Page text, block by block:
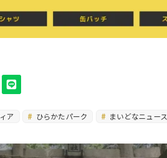
ア ひらかたパーク まいどなニュース